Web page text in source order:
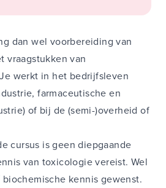
dan wel voorbereiding van
vraagstukken van
werkt in het bedrijfsleven
farmaceutische en
of bij de (semi-)overheid of
cursus is geen diepgaande
van toxicologie vereist. Wel
kennis gewenst.